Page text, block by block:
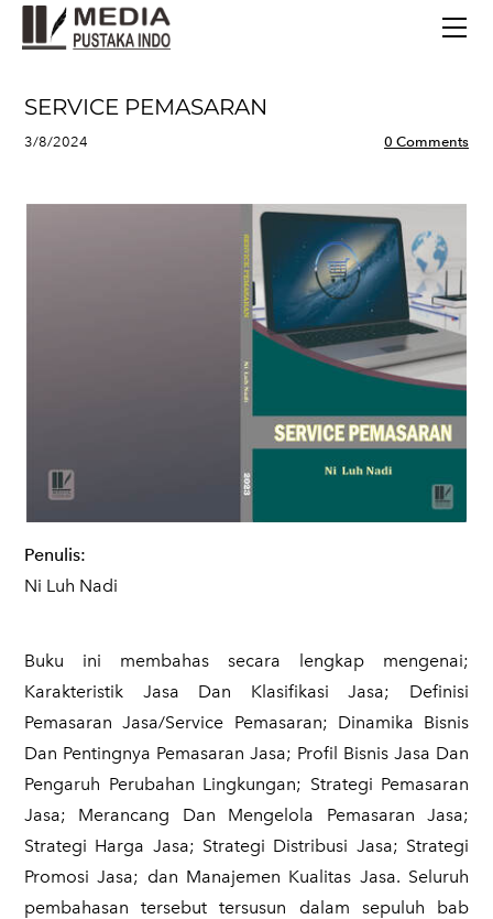
SERVICE PEMASARAN
3/8/2024 0 Comments
Penulis:
Ni Luh Nadi
Buku ini membahas secara lengkap mengenai;
Karakteristik Jasa Dan Klasifikasi Jasa; Definisi
Pemasaran Jasa/Service Pemasaran; Dinamika Bisnis
Dan Pentingnya Pemasaran Jasa; Profil Bisnis Jasa Dan
Pengaruh Perubahan Lingkungan; Strategi Pemasaran
Jasa; Merancang Dan Mengelola Pemasaran Jasa;
Strategi Harga Jasa; Strategi Distribusi Jasa; Strategi
Promosi Jasa; dan Manajemen Kualitas Jasa. Seluruh
pembahasan tersebut tersusun dalam sepuluh bab